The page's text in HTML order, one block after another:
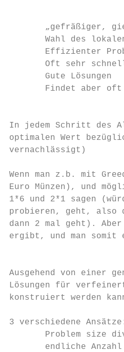
„gefräßiger,
Wahl des
Effizienter
Oft sehr
       Gute Lösungen
Findet aber
In jedem Schritt des
optimalen Wert
vernachlässigt)
Wenn man z.b. mit
Euro Münzen), und
1*6 und 2*1 sagen
probieren, geht, also
dann 2 mal geht).
ergibt, und man somit
Ausgehend von einer
Lösungen für
konstruiert werden
3 verschiedene
Problem size
endliche